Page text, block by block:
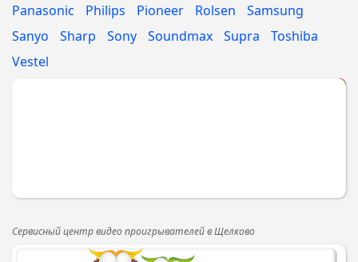
Panasonic
Philips Pioneer Rolsen
Samsung
Sanyo
Sharp Sony Soundmax Supra
Toshiba
Vestel
Сервисный центр видео проигрывателей в Щелково